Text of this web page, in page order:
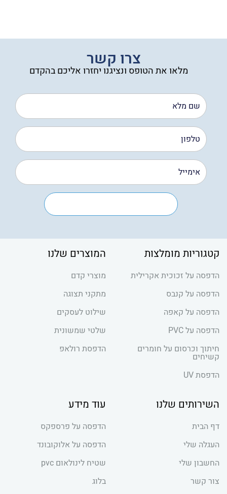
צרו קשר
מלאו את הטופס ונציגנו יחזרו אליכם בהקדם
קטגוריות מומלצות
הדפסה על זכוכית אקרילית
הדפסה על קנבס
הדפסה על קאפה
הדפסה על PVC
חיתוך וכרסום על חומרים
קשיחים
הדפסת UV
המוצרים שלנו
מוצרי קדם
מתקני תצוגה
שילוט לעסקים
שלטי שמשונית
הדפסת רולאפ
השירותים שלנו
דף הבית
העגלה שלי
החשבון שלי
צור קשר
עוד מידע
הדפסה על פרספקס
הדפסה על אלוקובונד
שטיח לינולאום pvc
בלוג